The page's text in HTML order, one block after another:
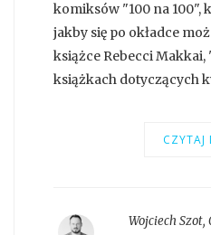
komiksów "100 na 100",
jakby się po okładce
książce Rebecci
książkach dotyczących
CZYTAJ
Wojciech Szot,